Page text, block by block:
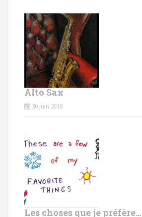
Alto Sax
30 juin 2018
Les choses que je préfère…